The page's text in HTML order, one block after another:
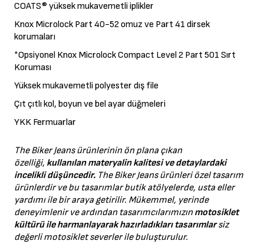
COATS® yüksek mukavemetli iplikler
Knox Microlock Part 40-52 omuz ve Part 41 dirsek
korumaları
*Opsiyonel Knox Microlock Compact Level 2 Part 501 Sırt
Koruması
Yüksek mukavemetli polyester dış file
Çıt çıtlı kol, boyun ve bel ayar düğmeleri
YKK Fermuarlar
The Biker Jeans ürünlerinin ön plana çıkan
özelliği, kullanılan materyalin kalitesi ve detaylardaki
incelikli düşüncedir. The Biker Jeans ürünleri özel tasarım
ürünlerdir ve bu tasarımlar butik atölyelerde, usta eller
yardımı ile bir araya getirilir. Mükemmel, yerinde
deneyimlenir ve ardından tasarımcılarımızınmotosiklet
kültürü ile harmanlayarak hazırladıkları tasarımlarsiz
değerli motosiklet severler ile buluşturulur.